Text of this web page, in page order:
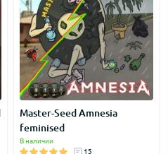
Master-Seed Amnesia
feminised
В наличии
15